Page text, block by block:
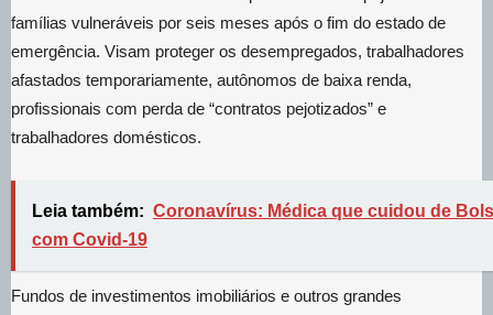
famílias vulneráveis por seis meses após o fim do estado de
emergência. Visam proteger os desempregados, trabalhadores
afastados temporariamente, autônomos de baixa renda,
profissionais com perda de “contratos pejotizados” e
trabalhadores domésticos.
Leia também: Coronavírus: Médica que cuidou de
com Covid-19
Fundos de investimentos imobiliários e outros grandes